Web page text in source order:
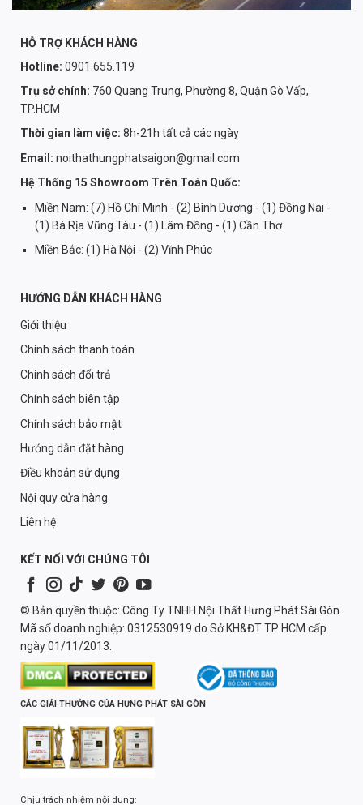
HỖ TRỢ KHÁCH HÀNG
Hotline: 0901.655.119
Trụ sở chính: 760 Quang Trung, Phường 8, Quận Gò Vấp,
TP.HCM
Thời gian làm việc: 8h-21h tất cả các ngày
Email: noithathungphatsaigon@gmail.com
Hệ Thống 15 Showroom Trên Toàn Quốc:
Miền Nam: (7) Hồ Chí Minh - (2) Bình Dương - (1) Đồng Nai -
(1) Bà Rịa Vũng Tàu - (1) Lâm Đồng - (1) Cần Thơ
Miền Bắc: (1) Hà Nội - (2) Vĩnh Phúc
HƯỚNG DẪN KHÁCH HÀNG
Giới thiệu
Chính sách thanh toán
Chính sách đổi trả
Chính sách biên tập
Chính sách bảo mật
Hướng dẫn đặt hàng
Điều khoản sử dụng
Nội quy cửa hàng
Liên hệ
KẾT NỐI VỚI CHÚNG TÔI
© Bản quyền thuộc: Công Ty TNHH Nội Thất Hưng Phát Sài Gòn.
Mã số doanh nghiệp: 0312530919 do Sở KH&ĐT TP HCM cấp
ngày 01/11/2013.
CÁC GIẢI THƯỞNG CỦA HƯNG PHÁT SÀI GÒN
Chịu trách nhiệm nội dung: